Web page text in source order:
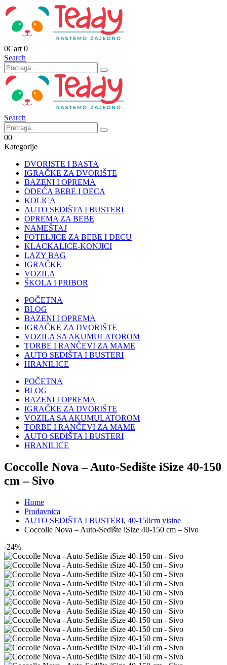
0Cart 0
Search
Search
00
Kategorije
DVORISTE I BASTA
IGRAČKE ZA DVORIŠTE
BAZENI I OPREMA
ODEĆA BEBE I DECA
KOLICA
AUTO SEDIŠTA I BUSTERI
OPREMA ZA BEBE
NAMEŠTAJ
FOTELJICE ZA BEBE I DECU
KLACKALICE-KONJICI
LAZY BAG
IGRAČKE
VOZILA
ŠKOLA I PRIBOR
POČETNA
BLOG
BAZENI I OPREMA
IGRAČKE ZA DVORIŠTE
VOZILA SA AKUMULATOROM
TORBE I RANČEVI ZA MAME
AUTO SEDIŠTA I BUSTERI
HRANILICE
POČETNA
BLOG
BAZENI I OPREMA
IGRAČKE ZA DVORIŠTE
VOZILA SA AKUMULATOROM
TORBE I RANČEVI ZA MAME
AUTO SEDIŠTA I BUSTERI
HRANILICE
Coccolle Nova – Auto-Sedište iSize 40-150
cm – Sivo
Home
Prodavnica
AUTO SEDIŠTA I BUSTERI, 40-150cm visine
Coccolle Nova – Auto-Sedište iSize 40-150 cm – Sivo
-24%